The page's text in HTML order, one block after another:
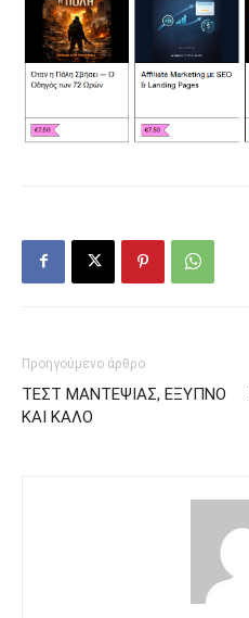
Προηγούμενο άρθρο
ΤΕΣΤ ΜΑΝΤΕΨΙΑΣ, ΕΞΥΠΝΟ
ΚΑΙ ΚΑΛΟ